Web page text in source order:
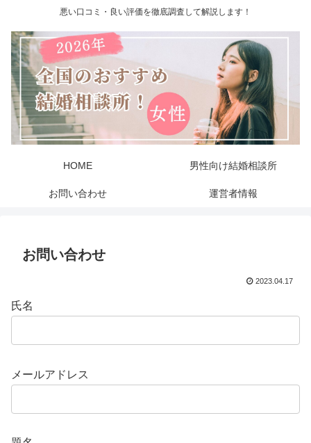
悪い口コミ・良い評価を徹底調査して解説します！
HOME 男性向け結婚相談所
お問い合わせ 運営者情報
お問い合わせ
2023.04.17
氏名
メールアドレス